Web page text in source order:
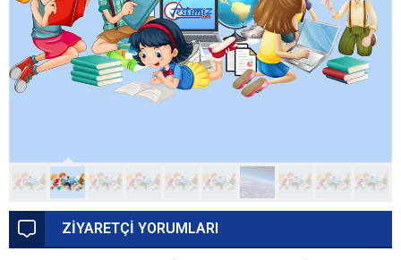
ZİYARETÇİ YORUMLARI